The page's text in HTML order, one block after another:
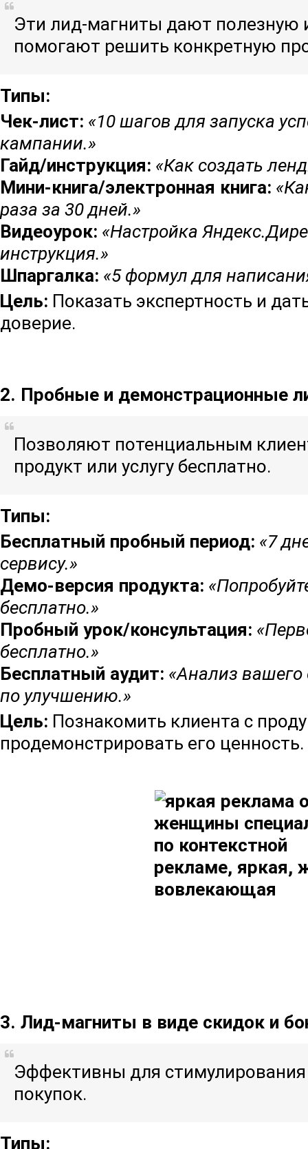
Эти лид-магниты дают
помогают решить конкретную
Типы:
Чек-лист: «10 шагов для запуска
кампании.»
Гайд/инструкция: «Как создать
Мини-книга/электронная книга:
раза за 30 дней.»
Видеоурок: «Настройка
инструкция.»
Шпаргалка: «5 формул для
Цель: Показать экспертность и
доверие.
2. Пробные и демонстрационные
Позволяют потенциальным
продукт или услугу бесплатно.
Типы:
Бесплатный пробный период: «7
сервису.»
Демо-версия продукта:
бесплатно.»
Пробный урок/консультация:
бесплатно.»
Бесплатный аудит: «Анализ
по улучшению.»
Цель: Познакомить клиента с
продемонстрировать его ценность.
3. Лид-магниты в виде скидок и
Эффективны для
покупок.
Типы: